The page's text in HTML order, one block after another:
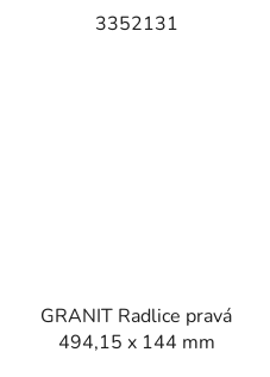
3352131
GRANIT Radlice pravá
494,15 x 144 mm